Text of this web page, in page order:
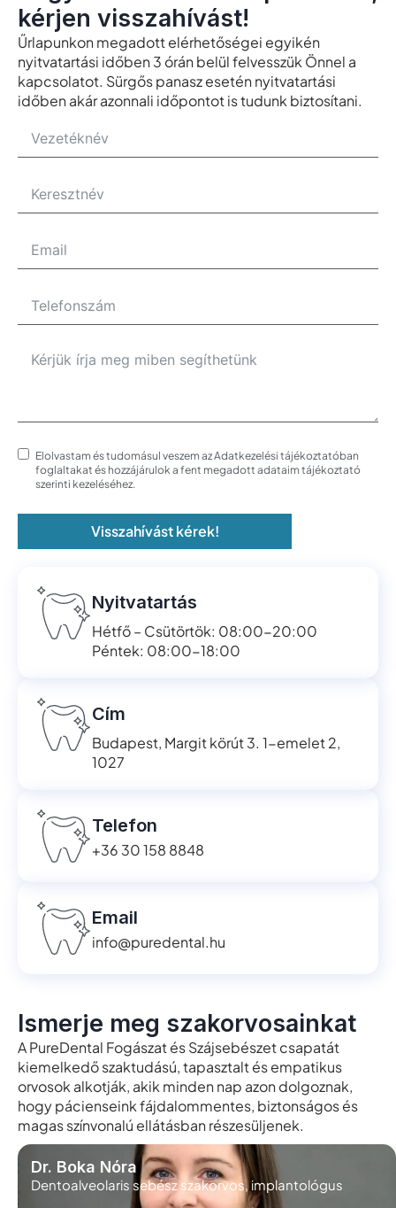
kérjen visszahívást!
Űrlapunkon megadott elérhetőségei egyikén
nyitvatartási időben 3 órán belül felvesszük Önnel a
kapcsolatot. Sürgős panasz esetén nyitvatartási
időben akár azonnali időpontot is tudunk biztosítani.
Elolvastam és tudomásul veszem az Adatkezelési tájékoztatóban
foglaltakat és hozzájárulok a fent megadott adataim tájékoztató
szerinti kezeléséhez.
Visszahívást kérek!
Nyitvatartás
Hétfő – Csütörtök: 08:00-20:00
Péntek: 08:00-18:00
Cím
Budapest, Margit körút 3. 1-emelet 2,
1027
Telefon
+36 30 158 8848
Email
info@puredental.hu
Ismerje meg szakorvosainkat
A PureDental Fogászat és Szájsebészet csapatát
kiemelkedő szaktudású, tapasztalt és empatikus
orvosok alkotják, akik minden nap azon dolgoznak,
hogy pácienseink fájdalommentes, biztonságos és
magas színvonalú ellátásban részesüljenek.
Dr. Boka Nóra
Dentoalveolaris sebész szakorvos, implantológus